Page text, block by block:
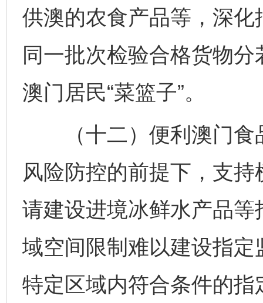
供澳的农食产品等，深
同一批次检验合格货物
澳门居民“菜篮子”。
（十二）便利澳门食
风险防控的前提下，支
请建设进境冰鲜水产品
域空间限制难以建设指
特定区域内符合条件的